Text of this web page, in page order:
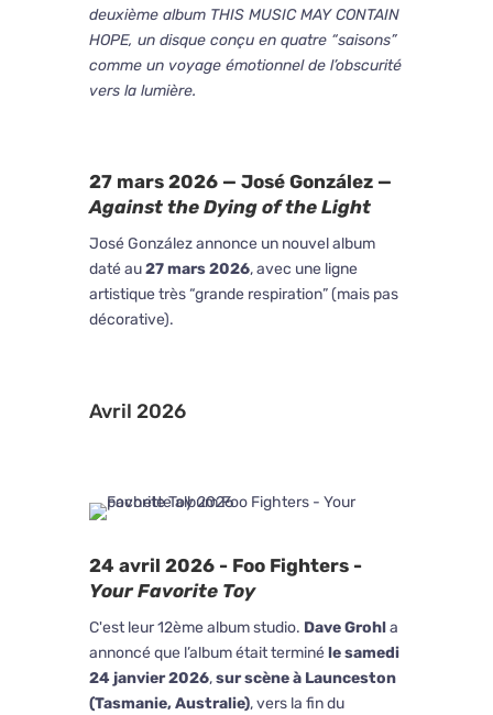
deuxième album THIS MUSIC MAY CONTAIN
HOPE, un disque conçu en quatre “saisons”
comme un voyage émotionnel de l’obscurité
vers la lumière.
27 mars 2026 — José González —
Against the Dying of the Light
José González annonce un nouvel album
daté au27 mars 2026, avec une ligne
artistique très “grande respiration” (mais pas
décorative).
Avril 2026
24 avril 2026 - Foo Fighters -
Your Favorite Toy
C'est leur 12ème album studio. Dave Grohla
annoncé que l’album était terminéle samedi
24 janvier 2026,sur scène à Launceston
(Tasmanie, Australie), vers la fin du